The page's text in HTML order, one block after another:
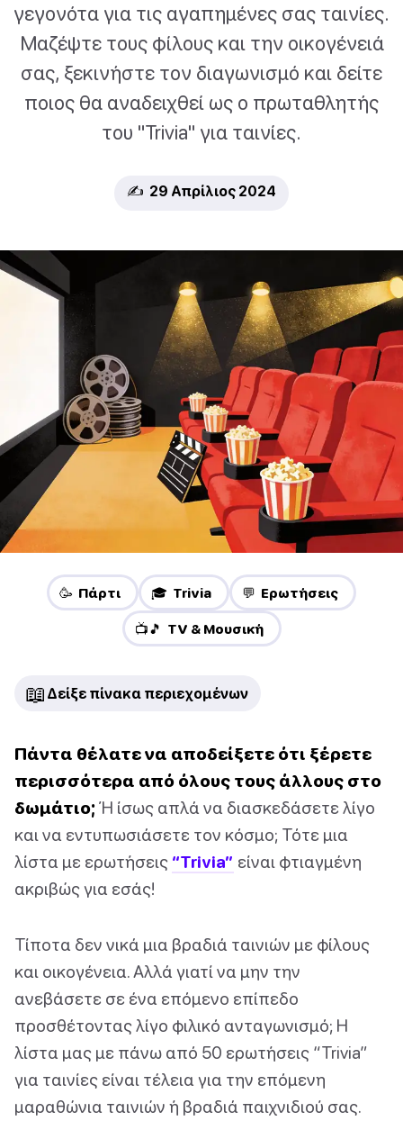
γεγονότα για τις αγαπημένες σας ταινίες.
Μαζέψτε τους φίλους και την οικογένειά
σας, ξεκινήστε τον διαγωνισμό και δείτε
ποιος θα αναδειχθεί ως ο πρωταθλητής
του "Trivia" για ταινίες.
✍️ 29 Απρίλιος 2024
🥳 Πάρτι 🎓 Trivia 💬 Ερωτήσεις
📺🎵 TV & Μουσική
📖 Δείξε πίνακα περιεχομένων
Πάντα θέλατε να αποδείξετε ότι ξέρετε
περισσότερα από όλους τους άλλους στο
δωμάτιο; Ή ίσως απλά να διασκεδάσετε λίγο
και να εντυπωσιάσετε τον κόσμο; Τότε μια
λίστα με ερωτήσεις “Trivia” είναι φτιαγμένη
ακριβώς για εσάς!
Τίποτα δεν νικά μια βραδιά ταινιών με φίλους
και οικογένεια. Αλλά γιατί να μην την
ανεβάσετε σε ένα επόμενο επίπεδο
προσθέτοντας λίγο φιλικό ανταγωνισμό; Η
λίστα μας με πάνω από 50 ερωτήσεις “Trivia”
για ταινίες είναι τέλεια για την επόμενη
μαραθώνια ταινιών ή βραδιά παιχνιδιού σας.